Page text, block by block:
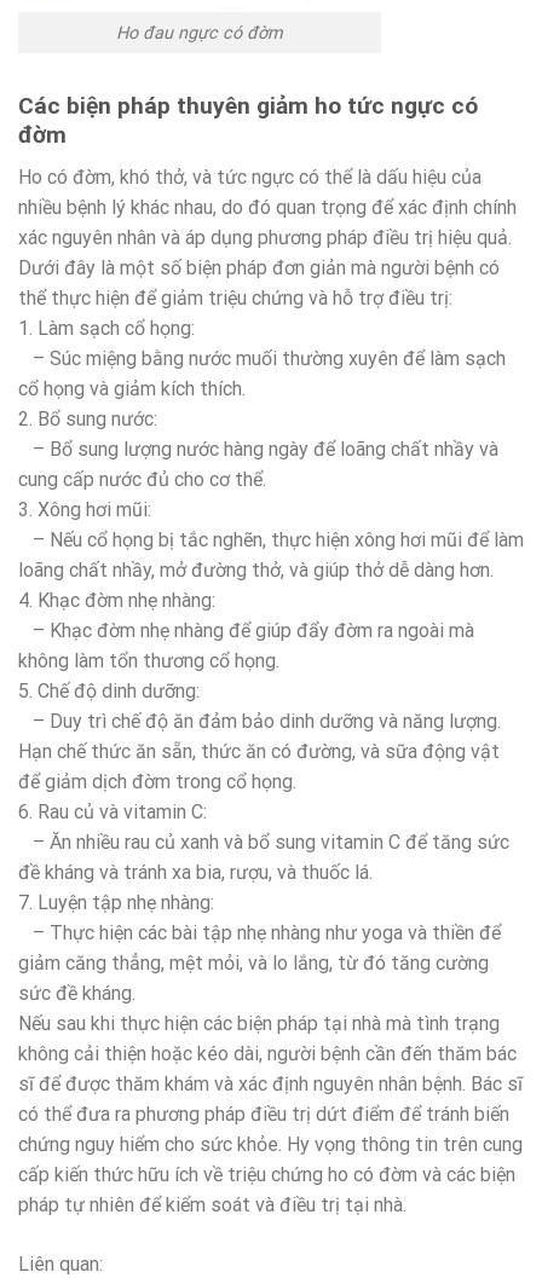
Ho đau ngực có đờm
Các biện pháp thuyên giảm ho tức ngực có
đờm
Ho có đờm, khó thở, và tức ngực có thể là dấu hiệu của
nhiều bệnh lý khác nhau, do đó quan trọng để xác định chính
xác nguyên nhân và áp dụng phương pháp điều trị hiệu quả.
Dưới đây là một số biện pháp đơn giản mà người bệnh có
thể thực hiện để giảm triệu chứng và hỗ trợ điều trị:
1. Làm sạch cổ họng:
– Súc miệng bằng nước muối thường xuyên để làm sạch
cổ họng và giảm kích thích.
2. Bổ sung nước:
– Bổ sung lượng nước hàng ngày để loãng chất nhầy và
cung cấp nước đủ cho cơ thể.
3. Xông hơi mũi:
– Nếu cổ họng bị tắc nghẽn, thực hiện xông hơi mũi để làm
loãng chất nhầy, mở đường thở, và giúp thở dễ dàng hơn.
4. Khạc đờm nhẹ nhàng:
– Khạc đờm nhẹ nhàng để giúp đẩy đờm ra ngoài mà
không làm tổn thương cổ họng.
5. Chế độ dinh dưỡng:
– Duy trì chế độ ăn đảm bảo dinh dưỡng và năng lượng.
Hạn chế thức ăn sẵn, thức ăn có đường, và sữa động vật
để giảm dịch đờm trong cổ họng.
6. Rau củ và vitamin C:
– Ăn nhiều rau củ xanh và bổ sung vitamin C để tăng sức
đề kháng và tránh xa bia, rượu, và thuốc lá.
7. Luyện tập nhẹ nhàng:
– Thực hiện các bài tập nhẹ nhàng như yoga và thiền để
giảm căng thẳng, mệt mỏi, và lo lắng, từ đó tăng cường
sức đề kháng.
Nếu sau khi thực hiện các biện pháp tại nhà mà tình trạng
không cải thiện hoặc kéo dài, người bệnh cần đến thăm bác
sĩ để được thăm khám và xác định nguyên nhân bệnh. Bác sĩ
có thể đưa ra phương pháp điều trị dứt điểm để tránh biến
chứng nguy hiểm cho sức khỏe. Hy vọng thông tin trên cung
cấp kiến thức hữu ích về triệu chứng ho có đờm và các biện
pháp tự nhiên để kiểm soát và điều trị tại nhà.
Liên quan: